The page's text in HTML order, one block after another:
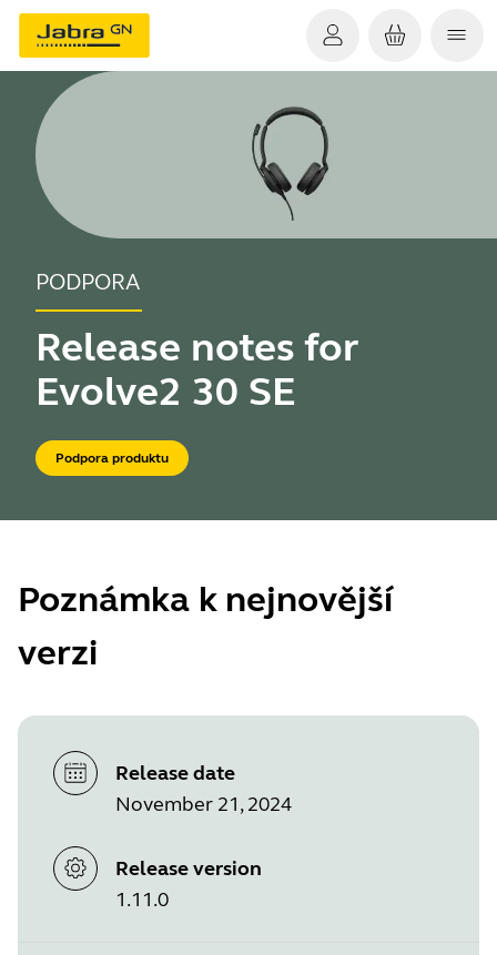
PODPORA
Release notes for
Evolve2 30 SE
Podpora produktu
Poznámka k nejnovější
verzi
Release date
November 21, 2024
Release version
1.11.0